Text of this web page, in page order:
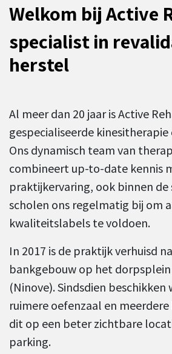
Welkom bij Active
specialist in
herstel
Al meer dan 20 jaar is Active
gespecialiseerde
Ons dynamisch team van
combineert up-to-date kennis
praktijkervaring, ook binnen de
scholen ons regelmatig bij om
kwaliteitslabels te voldoen.
In 2017 is de praktijk verhuisd
bankgebouw op het
(Ninove). Sindsdien beschikken
ruimere oefenzaal en
dit op een beter zichtbare
parking.